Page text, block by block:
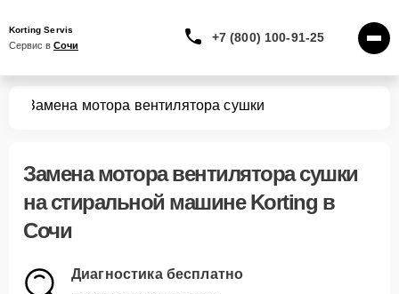
Korting Servis
Сервис в Сочи
+7 (800) 100-91-25
Замена мотора вентилятора сушки
Замена мотора вентилятора сушки
на стиральной машине Korting в
Сочи
Диагностика бесплатно